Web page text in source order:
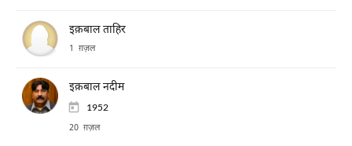
इक़बाल ताहिर
1 ग़ज़ल
इक़बाल नदीम
1952
20 ग़ज़ल